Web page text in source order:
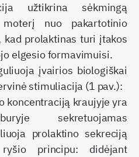
užtikrina sėkmingą
nuo pakartotinio
kad prolaktinas turi įtakos
elgesio formavimuisi.
įvairios biologiškai
stimuliacija (1 pav.):
koncentraciją kraujyje yra
sekretuojamas
prolaktino sekreciją
principu: didėjant